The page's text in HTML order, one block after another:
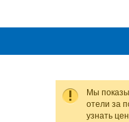
Мы
отели за
узнать